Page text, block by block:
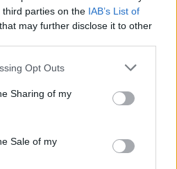
parties on the IAB’s List of
that may further disclose it to other
Opt Outs
Sharing of my
Sale of my